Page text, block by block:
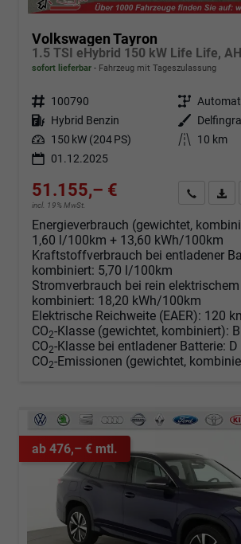
Volkswagen Tayron
sofort lieferbar Fahrzeug mit Tageszulassung
Fahrzeugnr. 100790 Getriebe
Kraftstoff Hybrid Benzin Außenfarbe
Leistung 150 kW (204 PS) Kilometerstand
10 km
01.12.2025
51.155,– €
incl. 19% MwSt.
Angebot
Energieverbrauch (gewichtet,
1,60 l/100km + 13,60 kWh/100km
Kraftstoffverbrauch bei entladener
kombiniert: 5,70 l/100km
Stromverbrauch bei rein
kombiniert: 18,20 kWh/100km
Elektrische Reichweite (EAER): 120
CO2-Klasse (gewichtet, kombiniert): B
CO2-Klasse bei entladener Batterie: D
CO2-Emissionen (gewichtet,
ab 476,– € mtl.